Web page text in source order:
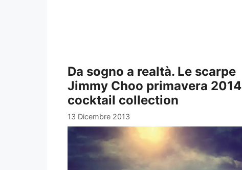
Da sogno a realtà. Le scarpe
Jimmy Choo primavera 2014
cocktail collection
13 Dicembre 2013